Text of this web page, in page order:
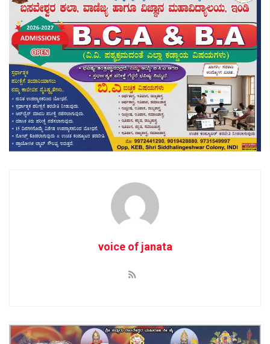
voice of janata